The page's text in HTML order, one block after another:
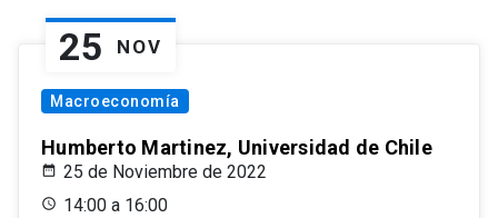
25 NOV
Macroeconomía
Humberto Martinez, Universidad de Chile
25 de Noviembre de 2022
14:00 a 16:00